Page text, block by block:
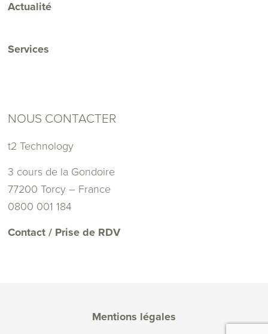
Actualité
Services
NOUS CONTACTER
t2 Technology
3 cours de la Gondoire
77200 Torcy – France
0800 001 184
Contact / Prise de RDV
Mentions légales